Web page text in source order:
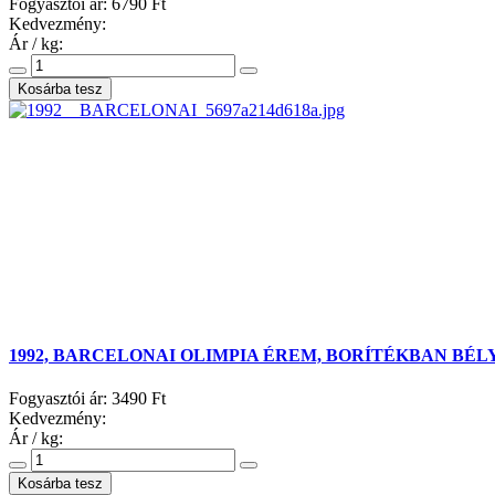
Fogyasztói ár: 6790 Ft
Kedvezmény:
Ár / kg:
1992, BARCELONAI OLIMPIA ÉREM, BORÍTÉKBAN
Fogyasztói ár: 3490 Ft
Kedvezmény:
Ár / kg: